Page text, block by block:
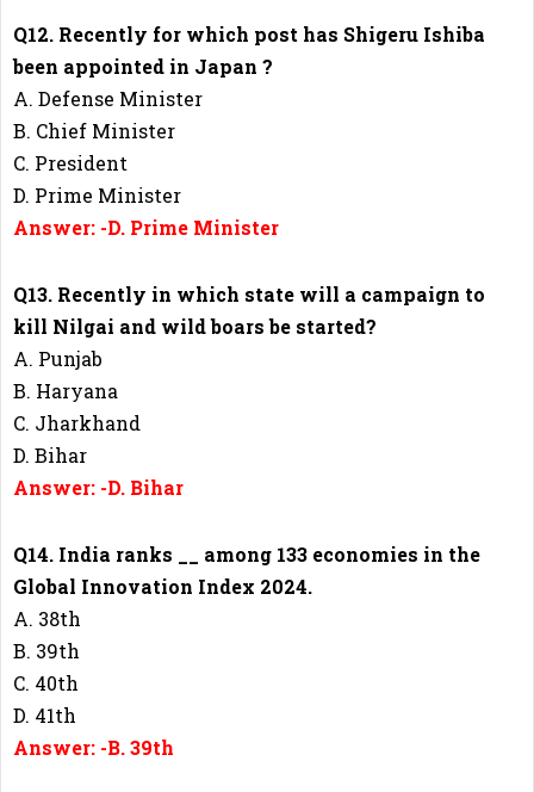
Q12. Recently for which post has Shigeru Ishiba
been appointed in Japan ?
A. Defense Minister
B. Chief Minister
C. President
D. Prime Minister
Answer: -D. Prime Minister
Q13. Recently in which state will a campaign to
kill Nilgai and wild boars be started?
A. Punjab
B. Haryana
C. Jharkhand
D. Bihar
Answer: -D. Bihar
Q14. India ranks __ among 133 economies in the
Global Innovation Index 2024.
A. 38th
B. 39th
C. 40th
D. 41th
Answer: -B. 39th